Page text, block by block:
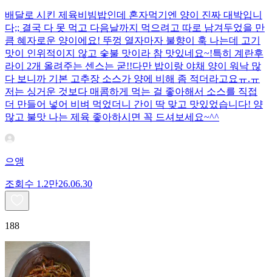
배달로 시킨 제육비빔밥인데 혼자먹기엔 양이 진짜 대박입니
다;; 결국 다 못 먹고 다음날까지 먹으려고 따로 남겨두었을 만
큼 혜자로운 양이에요! 뚜껑 열자마자 불향이 훅 나는데 고기
맛이 인위적이지 않고 숯불 맛이라 참 맛있네요~!특히 계란후
라이 2개 올려주는 센스는 굳!! ​다만 밥이랑 야채 양이 워낙 많
다 보니까 기본 고추장 소스가 양에 비해 좀 적더라고요ㅠ.ㅠ
저는 싱거운 것보다 매콤하게 먹는 걸 좋아해서 소스를 직접
더 만들어 넣어 비벼 먹었더니 간이 딱 맞고 맛있었습니다! 양
많고 불맛 나는 제육 좋아하시면 꼭 드셔보세요~^^
으앵
조회수 1.2만26.06.30
188